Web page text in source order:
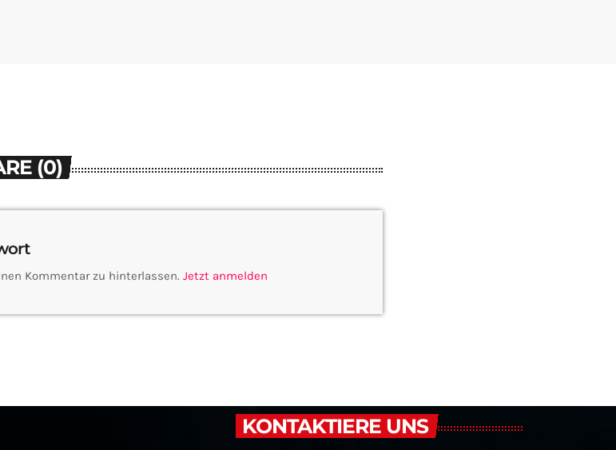
(0)
Kommentar zu hinterlassen. Jetzt anmelden
KONTAKTIERE UNS